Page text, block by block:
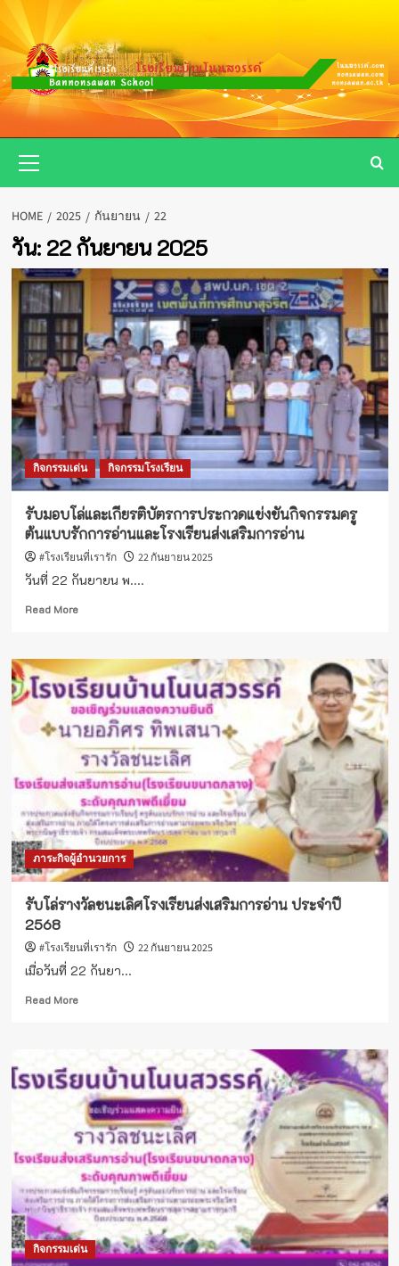
Skip
content
Menu
HOME 2025 กันยายน 22
วัน: 22 กันยายน 2025
กิจกรรมเด่น กิจกรรมโรงเรียน
รับมอบโล่และเกียรติบัตรการประกวดแข่งขันกิจกรรมครู
ต้นแบบรักการอ่านและโรงเรียนส่งเสริมการอ่าน
#โรงเรียนที่เรารัก 22 กันยายน 2025
วันที่ 22 กันยายน พ....
Read MoreRead
รับ
มอบ
โล่
และ
เกียรติ
บัตร
การ
ประกวด
แข่งขัน
กิจกรรม
ครู
ต้นแบบ
รัก
การ
อ่าน
และ
ส่ง
เสริม
การ
อ่าน
ภาระกิจผู้อำนวยการ
รับโล่รางวัลชนะเลิศโรงเรียนส่งเสริมการอ่าน ประจำปี
2568
#โรงเรียนที่เรารัก 22 กันยายน 2025
เมื่อวันที่ 22 กันยา...
Read MoreRead
รางวัล
ชนะ
เลิศ
โรงเรียน
ส่ง
เสริม
การ
อ่าน
ประจำ
ปี
2568
กิจกรรมเด่น